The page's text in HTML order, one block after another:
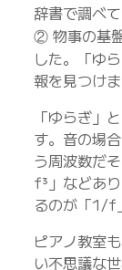
辞書で調べ
② 物事の基
した。「ゆ
報を見つけま
「ゆらぎ」
す。音の場
う周波数だ
f³」などあ
るのが「1/f
ピアノ教室
い不思議な